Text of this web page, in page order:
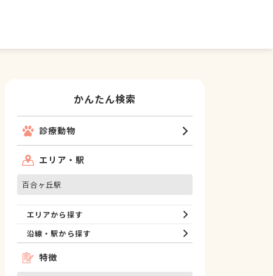
かんたん検索
診療動物
エリア・駅
百合ヶ丘駅
エリアから探す
沿線・駅から探す
特徴